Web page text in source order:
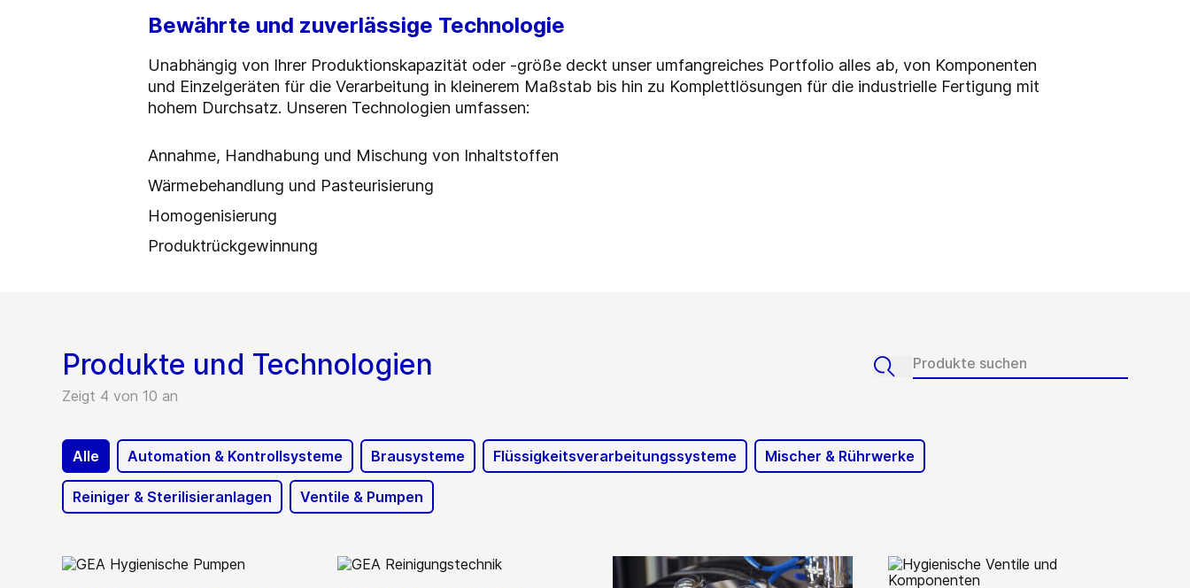
Bewährte und zuverlässige Technologie
Unabhängig von Ihrer Produktionskapazität oder -größe deckt unser umfangreiches Portfolio alles ab, von Komponenten
und Einzelgeräten für die Verarbeitung in kleinerem Maßstab bis hin zu Komplettlösungen für die industrielle Fertigung mit
hohem Durchsatz. Unseren Technologien umfassen:
Annahme, Handhabung und Mischung von Inhaltstoffen
Wärmebehandlung und Pasteurisierung
Homogenisierung
Produktrückgewinnung
Produkte und Technologien
Zeigt 4 von 10 an
Alle Automation & Kontrollsysteme Brausysteme Flüssigkeitsverarbeitungssysteme Mischer & Rührwerke
Reiniger & Sterilisieranlagen Ventile & Pumpen